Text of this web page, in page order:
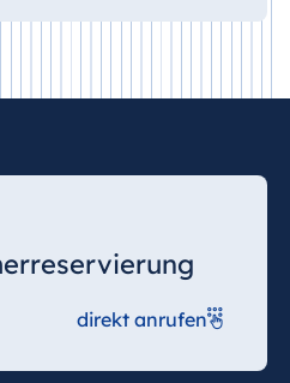
direkt anrufen